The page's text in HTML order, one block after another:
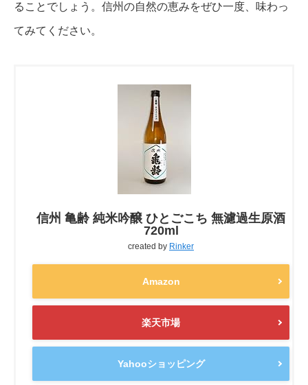
ることでしょう。信州の自然の恵みをぜひ一度、味わっ
てみてください。
信州 亀齢 純米吟醸 ひとごこち 無濾過生原酒
720ml
created by Rinker
Amazon
楽天市場
Yahooショッピング